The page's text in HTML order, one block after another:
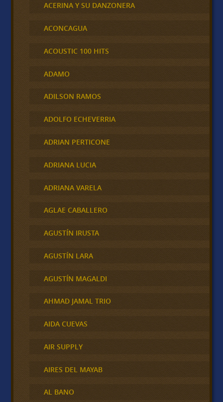
ACERINA Y SU DANZONERA
ACONCAGUA
ACOUSTIC 100 HITS
ADAMO
ADILSON RAMOS
ADOLFO ECHEVERRIA
ADRIAN PERTICONE
ADRIANA LUCIA
ADRIANA VARELA
AGLAE CABALLERO
AGUSTÍN IRUSTA
AGUSTÍN LARA
AGUSTÍN MAGALDI
AHMAD JAMAL TRIO
AIDA CUEVAS
AIR SUPPLY
AIRES DEL MAYAB
AL BANO